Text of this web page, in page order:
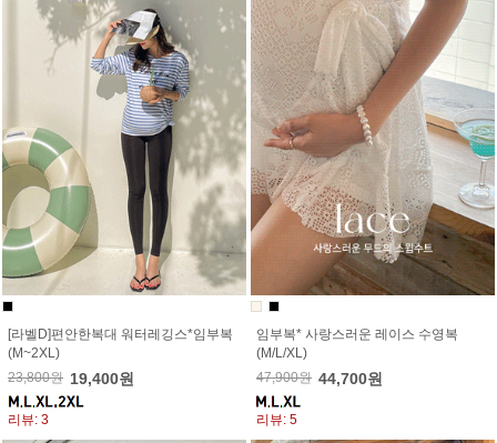
[라벨D]편안한복대 워터레깅스*임부복
(M~2XL)
23,800원 19,400원
리뷰: 3
임부복* 사랑스러운 레이스 수영복
(M/L/XL)
47,900원 44,700원
리뷰: 5